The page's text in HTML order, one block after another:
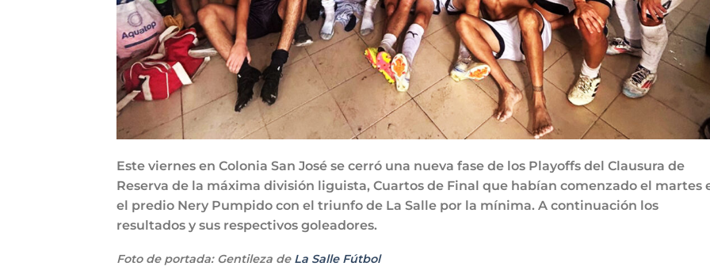
Este viernes en Colonia San José se cerró una nueva fase de los Playoffs del Clausura de
Reserva de la máxima división liguista, Cuartos de Final que habían comenzado el martes
el predio Nery Pumpido con el triunfo de La Salle por la mínima. A continuación los
resultados y sus respectivos goleadores.
Foto de portada: Gentileza de La Salle Fútbol